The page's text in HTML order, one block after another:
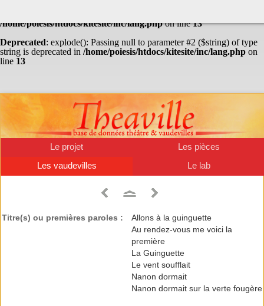
/home/poiesis/htdocs/kitesite/inc/lang.phpon line13
Deprecated: explode(): Passing null to parameter #2 ($string) of type
string is deprecated in /home/poiesis/htdocs/kitesite/inc/lang.php on
line 13
Le projet
Les pièces
Les vaudevilles
Le lab
Titre(s) ou premières paroles :
Allons à la guinguette
Au rendez-vous me voici la
première
La Guinguette
Le vent soufflait
Nanon dormait
Nanon dormait sur la verte fougère